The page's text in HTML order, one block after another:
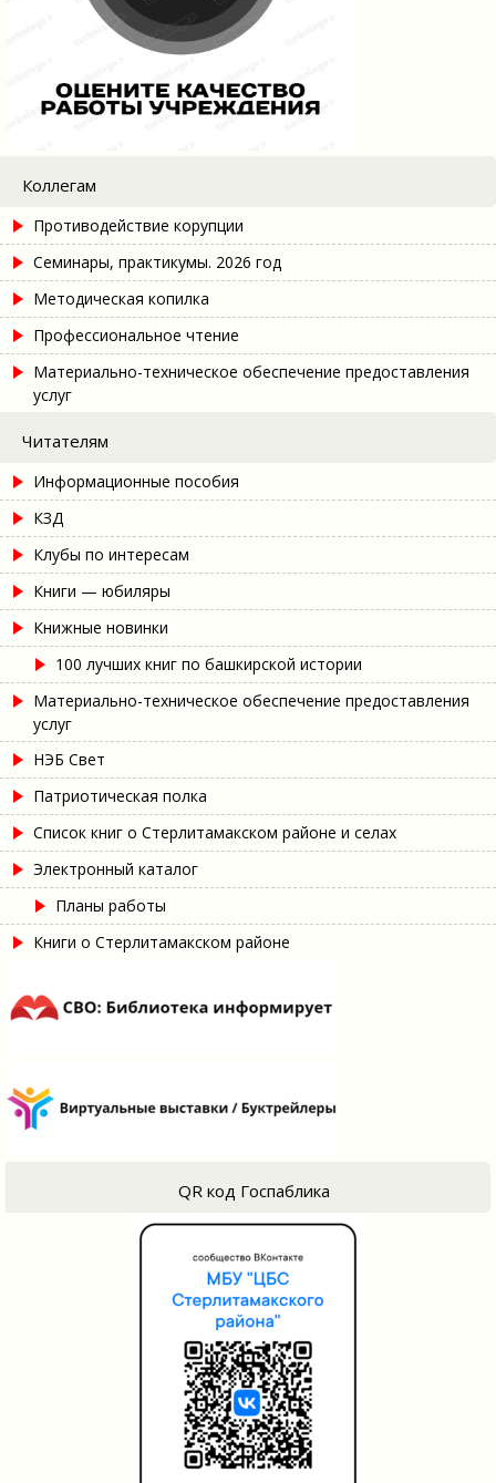
Коллегам
Противодействие корупции
Семинары, практикумы. 2026 год
Методическая копилка
Профессиональное чтение
Материально-техническое обеспечение предоставления
услуг
Читателям
Информационные пособия
КЗД
Клубы по интересам
Книги — юбиляры
Книжные новинки
100 лучших книг по башкирской истории
Материально-техническое обеспечение предоставления
услуг
НЭБ Свет
Патриотическая полка
Список книг о Стерлитамакском районе и селах
Электронный каталог
Планы работы
Книги о Стерлитамакском районе
QR код Госпаблика